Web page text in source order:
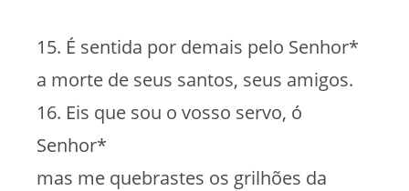
15. É sentida por demais pelo Senhor*
a morte de seus santos, seus amigos.
16. Eis que sou o vosso servo, ó
Senhor*
mas me quebrastes os grilhões da